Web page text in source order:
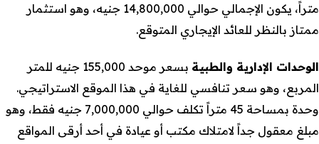
متراً، يكون الإجمالي حوالي 14,800,000 جنيه، وهو استثمار
ممتاز بالنظر للعائد الإيجاري المتوقع.
الوحدات الإدارية والطبية
بسعر موحد 155,000 جنيه للمتر
المربع، وهو سعر تنافسي للغاية في هذا الموقع الاستراتيجي.
وحدة بمساحة 45 متراً تكلف حوالي 7,000,000 جنيه فقط، وهو
مبلغ معقول جداً لامتلاك مكتب أو عيادة في أحد أرقى المواقع